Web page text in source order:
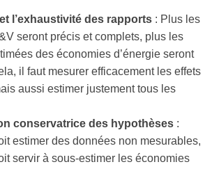
l’exhaustivité des rapports : Plus les
seront précis et complets, plus les
des économies d’énergie seront
il faut mesurer efficacement les effets
aussi estimer justement tous les
conservatrice des hypothèses :
estimer des données non mesurables,
servir à sous-estimer les économies